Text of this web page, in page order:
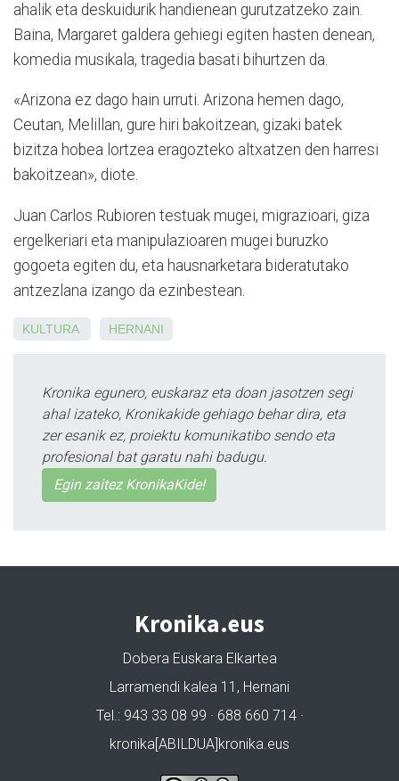
ahalik eta deskuidurik handienean gurutzatzeko zain.
Baina, Margaret galdera gehiegi egiten hasten denean,
komedia musikala, tragedia basati bihurtzen da.
«Arizona ez dago hain urruti. Arizona hemen dago,
Ceutan, Melillan, gure hiri bakoitzean, gizaki batek
bizitza hobea lortzea eragozteko altxatzen den harresi
bakoitzean», diote.
Juan Carlos Rubioren testuak mugei, migrazioari, giza
ergelkeriari eta manipulazioaren mugei buruzko
gogoeta egiten du, eta hausnarketara bideratutako
antzezlana izango da ezinbestean.
KULTURA HERNANI
Kronika egunero, euskaraz eta doan jasotzen segi
ahal izateko, Kronikakide gehiago behar dira, eta
zer esanik ez, proiektu komunikatibo sendo eta
profesional bat garatu nahi badugu.
Egin zaitez KronikaKide!
Kronika.eus
Dobera Euskara Elkartea
Larramendi kalea 11, Hernani
Tel.: 943 33 08 99 · 688 660 714 ·
kronika[ABILDUA]kronika.eus